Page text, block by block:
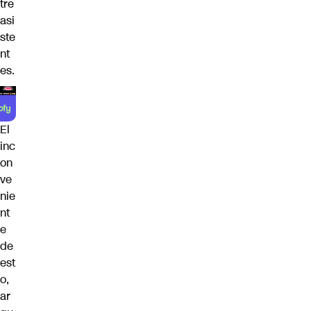
tre
asi
ste
nt
es.
El
inc
on
ve
nie
nt
e
de
est
o,
ar